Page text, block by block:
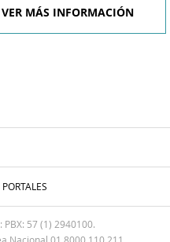
VER MÁS INFORMACIÓN
57 (1) 2940100.